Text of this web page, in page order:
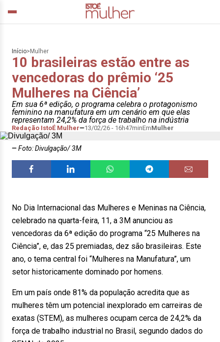
Início> Mulher
10 brasileiras estão entre as
vencedoras do prêmio ‘25
Mulheres na Ciência’
Em sua 6ª edição, o programa celebra o protagonismo
feminino na manufatura em um cenário em que elas
representam 24,2% da força de trabalho na indústria
Redação IstoÉ Mulher 13/02/26 - 16h47minEmMulher
Foto: Divulgação/ 3M
No Dia Internacional das Mulheres e Meninas na Ciência,
celebrado na quarta-feira, 11, a 3M anunciou as
vencedoras da 6ª edição do programa “25 Mulheres na
Ciência”, e, das 25 premiadas, dez são brasileiras. Este
ano, o tema central foi “Mulheres na Manufatura”, um
setor historicamente dominado por homens.
Em um país onde 81% da população acredita que as
mulheres têm um potencial inexplorado em carreiras de
exatas (STEM), as mulheres ocupam cerca de 24,2% da
força de trabalho industrial no Brasil, segundo dados do